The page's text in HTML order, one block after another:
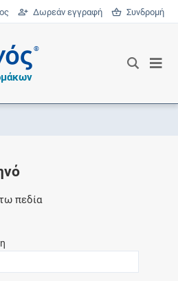
Δωρεάν εγγραφή Συνδρομή
®
πεδία